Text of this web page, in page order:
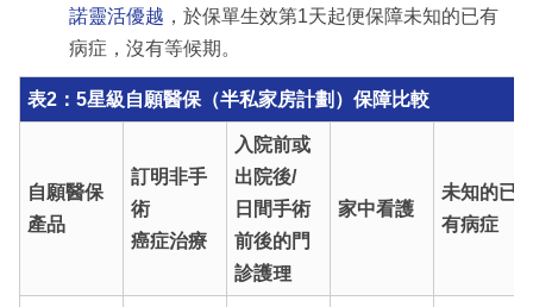
諾靈活優越 ，於保單生效第1天起便保障未知的已有
病症，沒有等候期。
表2：5星級自願醫保（半私家房計劃）保障比較
自願醫保
產品
訂明非手
術
癌症治療
入院前或
出院後/
日間手術
前後的門
診護理
家中看護
未知的已
有病症